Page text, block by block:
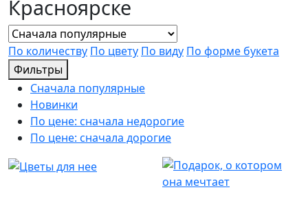
Красноярске
По количеству По цвету По виду По форме букета
Фильтры
Сначала популярные
Новинки
По цене: сначала недорогие
По цене: сначала дорогие